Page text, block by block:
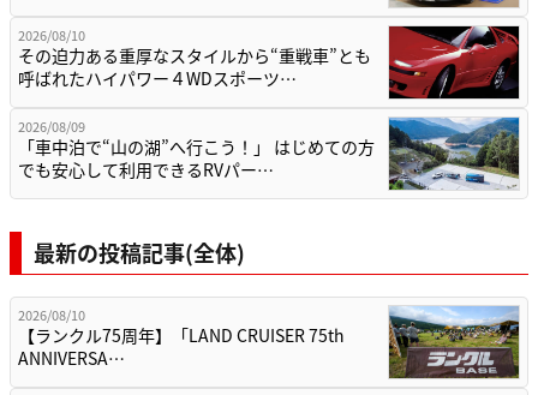
2026/08/10
その迫力ある重厚なスタイルから“重戦車”とも
呼ばれたハイパワー４WDスポーツ…
2026/08/09
「車中泊で“山の湖”へ行こう！」 はじめての方
でも安心して利用できるRVパー…
最新の投稿記事(全体)
2026/08/10
【ランクル75周年】「LAND CRUISER 75th
ANNIVERSA…